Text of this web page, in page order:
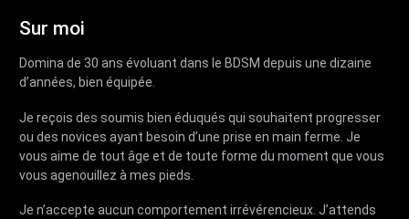
Sur moi
Domina de 30 ans évoluant dans le BDSM depuis une dizaine
d’années, bien équipée.
Je reçois des soumis bien éduqués qui souhaitent progresser
ou des novices ayant besoin d’une prise en main ferme. Je
vous aime de tout âge et de toute forme du moment que vous
vous agenouillez à mes pieds.
Je n’accepte aucun comportement irrévérencieux. J’attends